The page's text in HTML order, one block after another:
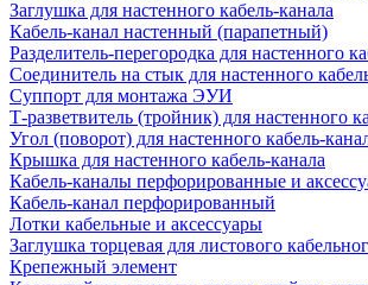
Заглушка для настенного кабель-канала
Кабель-канал настенный (парапетный)
Разделитель-перегородка для настенного
Соединитель на стык для настенного
Суппорт для монтажа ЭУИ
Т-разветвитель (тройник) для настенного
Угол (поворот) для настенного кабель-
Крышка для настенного кабель-канала
Кабель-каналы перфорированные и
Кабель-канал перфорированный
Лотки кабельные и аксессуары
Заглушка торцевая для листового
Крепежный элемент